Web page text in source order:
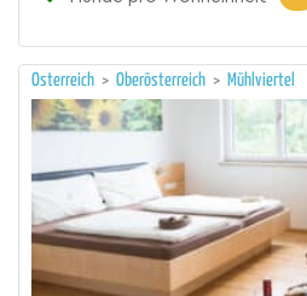
Österreich > Oberösterreich > Mühlviertel